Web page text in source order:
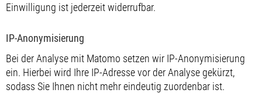
Einwilligung ist jederzeit widerrufbar.
IP-Anonymisierung
Bei der Analyse mit Matomo setzen wir IP-Anonymisierung
ein. Hierbei wird Ihre IP-Adresse vor der Analyse gekürzt,
sodass Sie Ihnen nicht mehr eindeutig zuordenbar ist.